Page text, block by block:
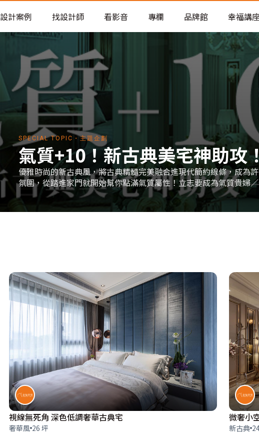
老屋預算分配與高 CP 值煥新術
設計案例 找設計師 看影音 專欄 品牌館 幸福講
SPECIAL TOPIC・主題企劃
氣質+10！新古典美宅神助攻
優雅時尚的新古典風，將古典精髓完美融合進現代簡約線條，成為
氛圍，從踏進家門就開始幫你點滿氣質屬性！立志要成為氣質貴婦
視線無死角 深色低調奢華古典宅
奢華風 26 坪
微奢小
新古典